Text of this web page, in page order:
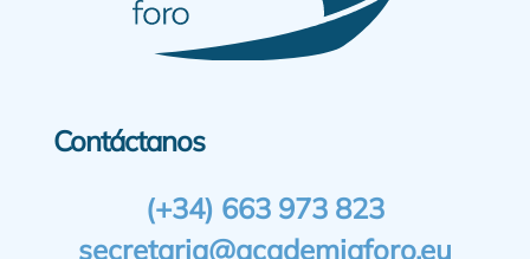
Contáctanos
(+34) 663 973 823
secretaria@academiaforo.eu